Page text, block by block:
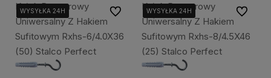
Kołek Rozporowy
Uniwersalny Z Hakiem
Sufitowym Rxhs-6/4.0X36
(50) Stalco Perfect
WYSYŁKA 24H
WYSYŁKA 24H
WYSYŁKA 24H Do ulubionychKołek Rozporowy
Uniwersalny Z Hakiem
Sufitowym Rxhs-8/4.5X46
(25) Stalco Perfect
WYSYŁKA 24H
WYSYŁKA 24H
WYSYŁKA 24H Do